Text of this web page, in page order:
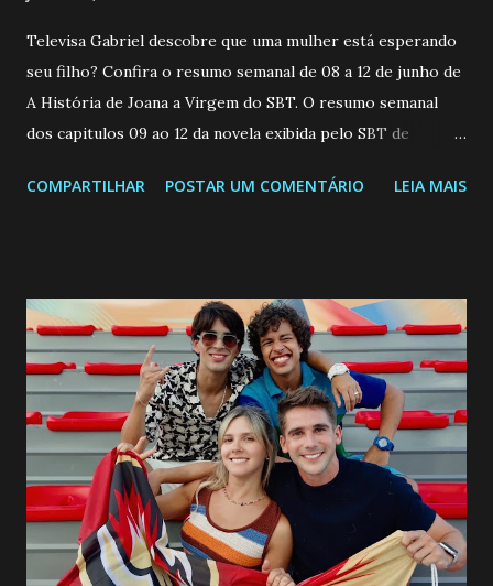
Televisa Gabriel descobre que uma mulher está esperando
seu filho? Confira o resumo semanal de 08 a 12 de junho de
A História de Joana a Virgem do SBT. O resumo semanal
dos capitulos 09 ao 12 da novela exibida pelo SBT de
a Programação Semanal do SBT de 08/06/26 a 14/06/26
confessa a Gabriel que ele demonstrou ser o tipo de
pessoa que ela tanto desejou durante toda a vida. Camila
entra no quarto de Gabriel e imagina como seria o
encontro deles, quando conseguir seduzi-lo. Manuel avisa a
Paula sobre a suposta infidelidade de Gabriel com Joana.
Rogerio consegue se livrar de todas as suspeitas pelo
desaparecimento de Francisco, apontando que ele poderia
ter sido vítima da fúria de Gabriel. Artur informa a Gabriel
que a clínica inseminou por engano outra paciente, que está
COMPARTILHAR POSTAR UM COMENTÁRIO LEIA MAIS